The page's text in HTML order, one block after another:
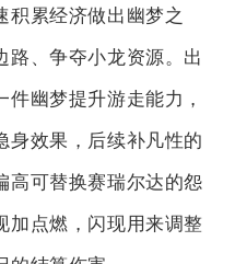
积累经济做出幽梦之
路、争夺小龙资源。出
幽梦提升游走能力，
身效果，后续补凡性的
高可替换赛瑞尔达的怨
加点燃，闪现用来调整